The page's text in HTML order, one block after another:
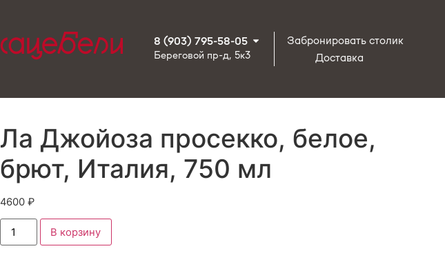
8 (903) 795-58-05
Береговой пр-д, 5к3
Забронировать столик
Доставка
Ла Джойоза просекко, белое,
брют, Италия, 750 мл
4600 ₽
В корзину